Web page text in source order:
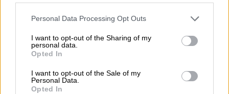
Personal Data Processing Opt Outs
I want to opt-out of the Sharing of my
personal data.
Opted In
I want to opt-out of the Sale of my
Personal Data.
Opted In
José Luis Martínez Almeida Madrid
Almudena Grandes
Pedro Sánchez
Presupuestos
NOTICIAS RELACIONADAS